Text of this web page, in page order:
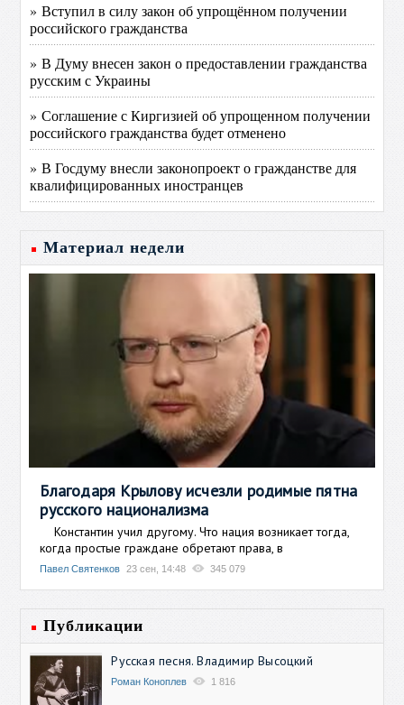
» Вступил в силу закон об упрощённом получении
российского гражданства
» В Думу внесен закон о предоставлении гражданства
русским с Украины
» Соглашение с Киргизией об упрощенном получении
российского гражданства будет отменено
» В Госдуму внесли законопроект о гражданстве для
квалифицированных иностранцев
Материал недели
Благодаря Крылову исчезли родимые пятна
русского национализма
Константин учил другому. Что нация возникает тогда,
когда простые граждане обретают права, в
Павел Святенков 23 сен, 14:48 345 079
Публикации
Русская песня. Владимир Высоцкий
Роман Коноплев 1 816